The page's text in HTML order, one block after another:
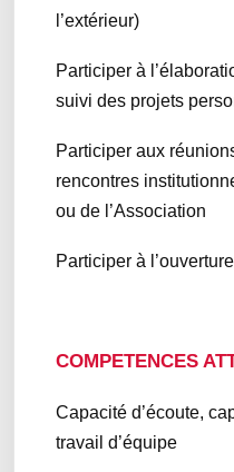
l’extérieur)
Participer à
suivi des projets
Participer aux
rencontres
ou de l’Association
Participer à
COMPETENCES
Capacité d’écoute,
travail d’équipe